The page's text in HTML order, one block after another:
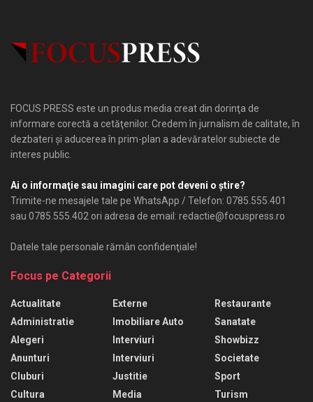
FOCUS PRESS este un produs media creat din dorinţa de
informare corectă a cetăţenilor. Credem în jurnalism de calitate, în
dezbateri şi aducerea în prim-plan a adevăratelor subiecte de
interes public.
Ai o informaţie sau imagini care pot deveni o ştire?
Trimite-ne mesajele tale pe WhatsApp / Telefon: 0785.555.401
sau 0785.555.402 ori adresa de email: redactie@focuspress.ro
Datele tale personale rămân confidenţiale!
Focus pe Categorii
Actualitate
Administratie
Alegeri
Anunturi
Cluburi
Cultura
Externe
Imobiliare Auto
Interviuri
Interviuri
Justitie
Media
Restaurante
Sanatate
Showbizz
Societate
Sport
Turism